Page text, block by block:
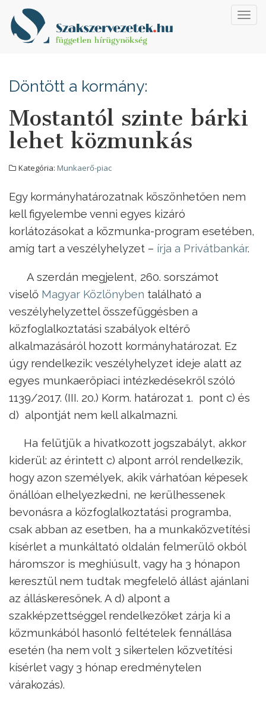
Döntött a kormány:
Mostantól szinte bárki
lehet közmunkás
Kategória: Munkaerő-piac
Egy kormányhatározatnak köszönhetően nem
kell figyelembe venni egyes kizáró
korlátozásokat a közmunka-program esetében,
amíg tart a veszélyhelyzet – írja a Privátbankár.
A szerdán megjelent, 260. sorszámot
viselő Magyar Közlönyben található a
veszélyhelyzettel összefüggésben a
közfoglalkoztatási szabályok eltérő
alkalmazásáról hozott kormányhatározat. Ez
úgy rendelkezik: veszélyhelyzet ideje alatt az
egyes munkaerőpiaci intézkedésekről szóló
1139/2017. (III. 20.) Korm. határozat 1. pont c) és
d) alpontját nem kell alkalmazni.
Ha felütjük a hivatkozott jogszabályt, akkor
kiderül: az érintett c) alpont arról rendelkezik,
hogy azon személyek, akik várhatóan képesek
önállóan elhelyezkedni, ne kerülhessenek
bevonásra a közfoglalkoztatási programba,
csak abban az esetben, ha a munkaközvetítési
kísérlet a munkáltató oldalán felmerülő okból
háromszor is meghiúsult, vagy ha 3 hónapon
keresztül nem tudtak megfelelő állást ajánlani
az álláskeresőnek. A d) alpont a
szakképzettséggel rendelkezőket zárja ki a
közmunkából hasonló feltételek fennállása
esetén (ha nem volt 3 sikertelen közvetítési
kísérlet vagy 3 hónap eredménytelen
várakozás).